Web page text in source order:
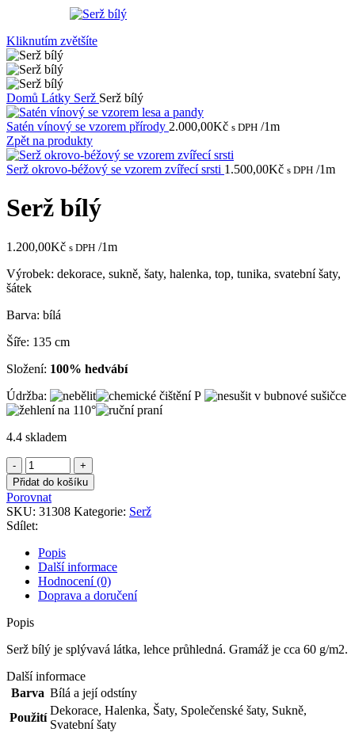
Kliknutím zvětšíte
Domů Látky Serž Serž bílý
Satén vínový se vzorem přírody 2.000,00Kč s DPH /1m
Zpět na produkty
Serž okrovo-béžový se vzorem zvířecí srsti 1.500,00Kč s DPH /1m
Serž bílý
1.200,00Kč s DPH /1m
Výrobek: dekorace, sukně, šaty, halenka, top, tunika, svatební šaty,
šátek
Barva: bílá
Šíře: 135 cm
Složení: 100% hedvábí
Údržba:
4.4 skladem
Serž
bílý
množství
Přidat do košíku
Porovnat
SKU: 31308 Kategorie: Serž
Sdílet:
Popis
Další informace
Hodnocení (0)
Doprava a doručení
Popis
Serž bílý je splývavá látka, lehce průhledná. Gramáž je cca 60 g/m2.
Další informace
Barva Bílá a její odstíny
Použití
Dekorace, Halenka, Šaty, Společenské šaty, Sukně,
Svatební šaty